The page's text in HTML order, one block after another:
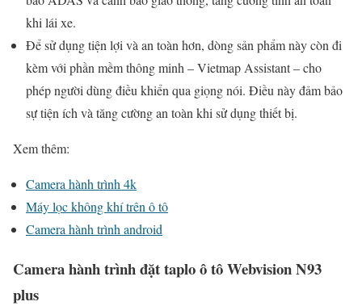
khi lái xe.
Để sử dụng tiện lợi và an toàn hơn, dòng sản phẩm này còn đi
kèm với phần mềm thông minh – Vietmap Assistant – cho
phép người dùng điều khiển qua giọng nói. Điều này đảm bảo
sự tiện ích và tăng cường an toàn khi sử dụng thiết bị.
Xem thêm:
Camera hành trình 4k
Máy lọc không khí trên ô tô
Camera hành trình android
Camera hành trình đặt taplo ô tô Webvision N93
plus